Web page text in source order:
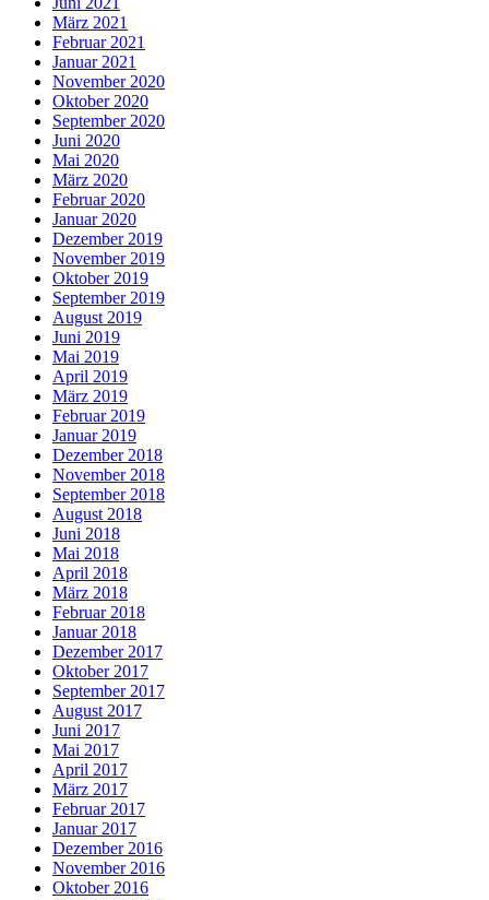
März 2021
Februar 2021
Januar 2021
November 2020
Oktober 2020
September 2020
Juni 2020
Mai 2020
März 2020
Februar 2020
Januar 2020
Dezember 2019
November 2019
Oktober 2019
September 2019
August 2019
Juni 2019
Mai 2019
April 2019
März 2019
Februar 2019
Januar 2019
Dezember 2018
November 2018
September 2018
August 2018
Juni 2018
Mai 2018
April 2018
März 2018
Februar 2018
Januar 2018
Dezember 2017
Oktober 2017
September 2017
August 2017
Juni 2017
Mai 2017
April 2017
März 2017
Februar 2017
Januar 2017
Dezember 2016
November 2016
Oktober 2016